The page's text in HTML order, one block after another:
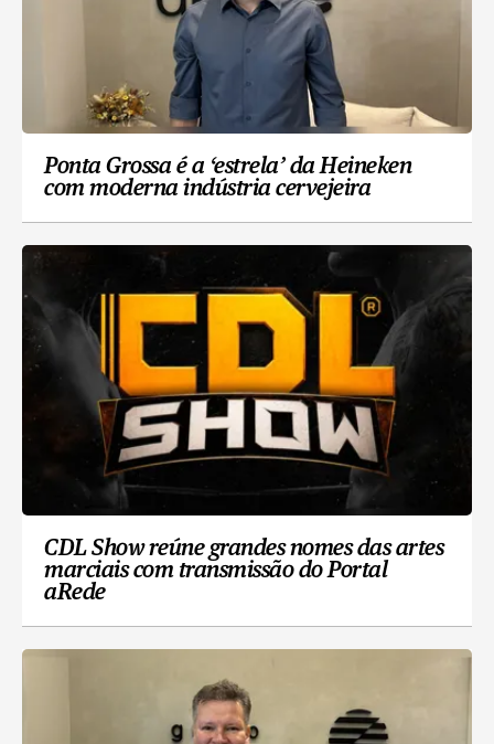
Ponta Grossa é a ‘estrela’ da Heineken
com moderna indústria cervejeira
CDL Show reúne grandes nomes das artes
marciais com transmissão do Portal
aRede